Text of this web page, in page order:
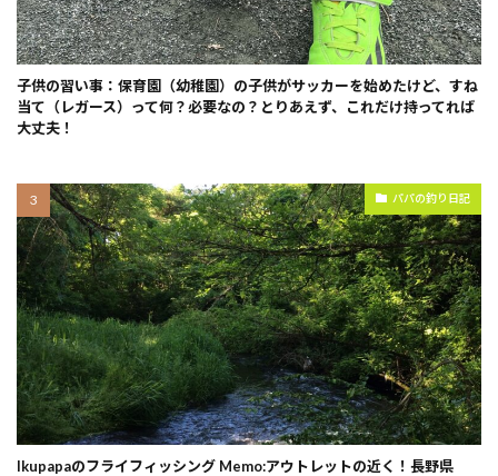
子供の習い事：保育園（幼稚園）の子供がサッカーを始めたけど、すね
当て（レガース）って何？必要なの？とりあえず、これだけ持ってれば
大丈夫！
パパの釣り日記
Ikupapaのフライフィッシング Memo:アウトレットの近く！長野県